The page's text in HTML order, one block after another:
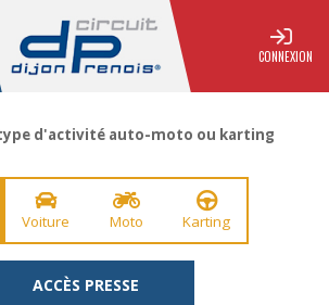
CONNEXION
type d'activité auto-moto ou karting
Voiture Moto Karting
ACCÈS PRESSE